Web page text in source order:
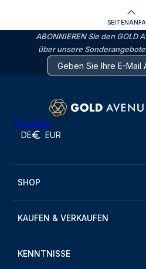
ABONNIEREN Sie den GOLD
über unsere
Trustpilot
DE EUR
SHOP
KAUFEN & VERKAUFEN
KENNTNISSE